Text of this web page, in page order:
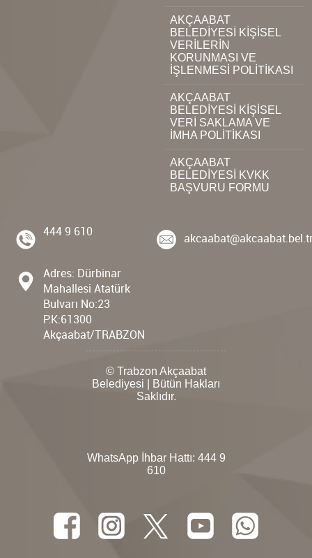
AKÇAABAT
BELEDİYESİ KİŞİSEL
VERİLERİN
KORUNMASI VE
İŞLENMESİ POLİTİKASI
AKÇAABAT
BELEDİYESİ KİŞİSEL
VERİ SAKLAMA VE
İMHA POLİTİKASI
AKÇAABAT
BELEDİYESİ KVKK
BAŞVURU FORMU
444 9 610
Adres: Dürbinar
Mahallesi Atatürk
Bulvarı No:23
P.K:61300
Akçaabat/TRABZON
© Trabzon Akçaabat
Belediyesi | Bütün Hakları
Saklıdır.
WhatsApp İhbar Hattı: 444 9
610